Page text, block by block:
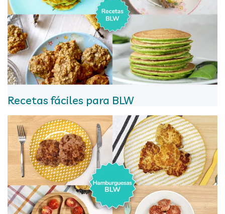
Recetas fáciles para BLW